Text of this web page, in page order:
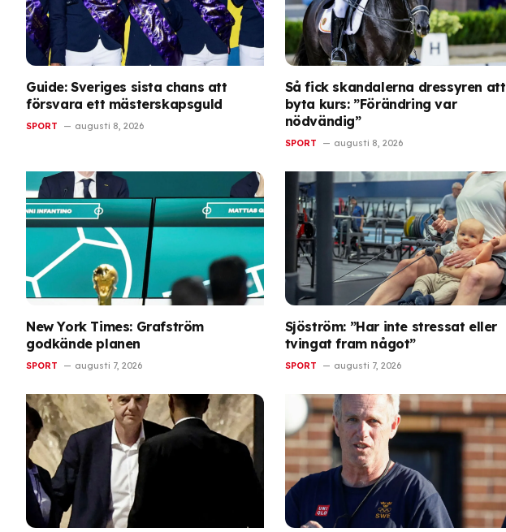
Guide: Sveriges sista chans att
försvara ett mästerskapsguld
SPORT augusti 8, 2026
Så fick skandalerna dressyren att
byta kurs: ”Förändring var
nödvändig”
SPORT augusti 8, 2026
New York Times: Grafström
godkände planen
SPORT augusti 7, 2026
Sjöström: ”Har inte stressat eller
tvingat fram något”
SPORT augusti 7, 2026